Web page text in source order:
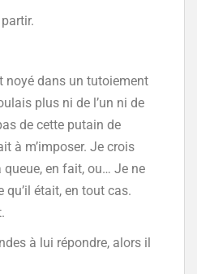
noyé dans un tutoiement
plus ni de l’un ni de
de cette putain de
à m’imposer. Je crois
en fait, ou… Je ne
qu’il était, en tout cas.
à lui répondre, alors il